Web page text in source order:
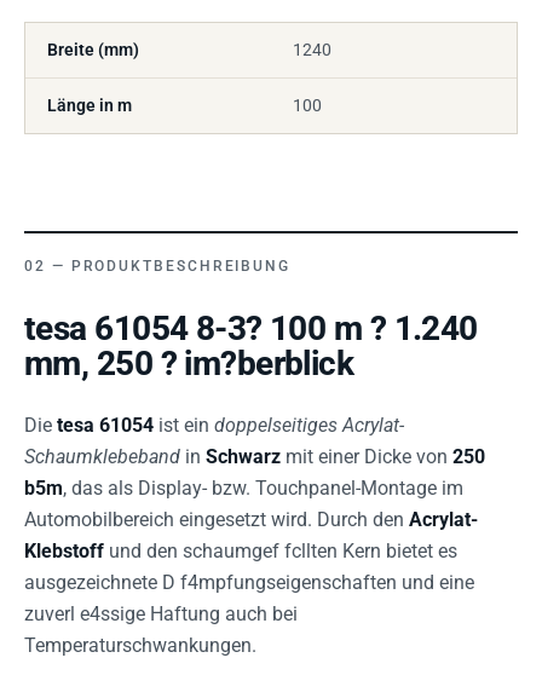
Breite (mm) 1240
Länge in m 100
PRODUKTBESCHREIBUNG
tesa 61054 8-3? 100 m ? 1.240
mm, 250 ? im?berblick
Die tesa 61054 ist ein doppelseitiges Acrylat-
Schaumklebeband in Schwarz mit einer Dicke von 250
b5m, das als Display- bzw. Touchpanel-Montage im
Automobilbereich eingesetzt wird. Durch den Acrylat-
Klebstoff und den schaumgef fcllten Kern bietet es
ausgezeichnete D f4mpfungseigenschaften und eine
zuverl e4ssige Haftung auch bei
Temperaturschwankungen.